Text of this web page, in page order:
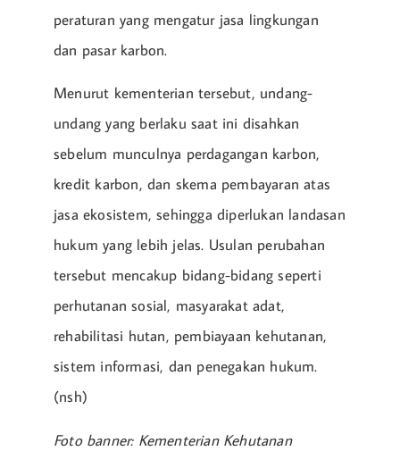
peraturan yang mengatur jasa lingkungan
dan pasar karbon.
Menurut kementerian tersebut, undang-
undang yang berlaku saat ini disahkan
sebelum munculnya perdagangan karbon,
kredit karbon, dan skema pembayaran atas
jasa ekosistem, sehingga diperlukan landasan
hukum yang lebih jelas. Usulan perubahan
tersebut mencakup bidang-bidang seperti
perhutanan sosial, masyarakat adat,
rehabilitasi hutan, pembiayaan kehutanan,
sistem informasi, dan penegakan hukum.
(nsh)
Foto banner: Kementerian Kehutanan